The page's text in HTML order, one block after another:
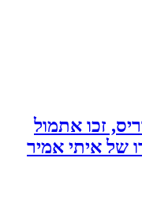
זכו אתמול
של איתי אמיר